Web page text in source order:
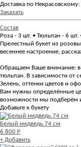
Доставка по
Заказать
Состав
Роза - 3 шт. • Тюльпан - 6 шт.
Прелестный букет из
весеннее настроение,
Обращаем Ваше внимание: в
тюльпан. В зависимости от
Зелень, оттенки цветов и
Вам нужны определённые
возможности мы подберём
Добавьте к букету
Белый медведь 74 см
6 800 Р
+ Добавить